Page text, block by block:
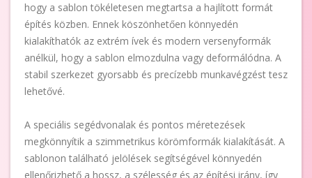
hogy a sablon tökéletesen megtartsa a hajlított formát
építés közben. Ennek köszönhetően könnyedén
kialakíthatók az extrém ívek és modern versenyformák
anélkül, hogy a sablon elmozdulna vagy deformálódna. A
stabil szerkezet gyorsabb és precízebb munkavégzést tesz
lehetővé.
A speciális segédvonalak és pontos méretezések
megkönnyítik a szimmetrikus körömformák kialakítását. A
sablonon található jelölések segítségével könnyedén
ellenőrizhető a hossz, a szélesség és az építési irány, így